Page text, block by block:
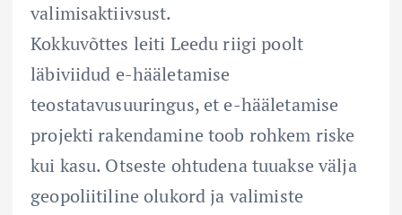
valimisaktiivsust.
Kokkuvõttes leiti Leedu riigi poolt
läbiviidud e-hääletamise
teostatavusuuringus, et e-hääletamise
projekti rakendamine toob rohkem riske
kui kasu. Otseste ohtudena tuuakse välja
geopoliitiline olukord ja valimiste